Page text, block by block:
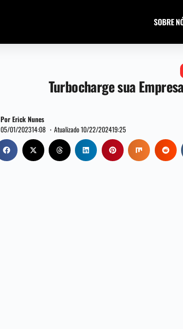
SOBRE
Turbocharge sua
Por Erick Nunes
05/01/202314:08 ・Atualizado 10/22/202419:25